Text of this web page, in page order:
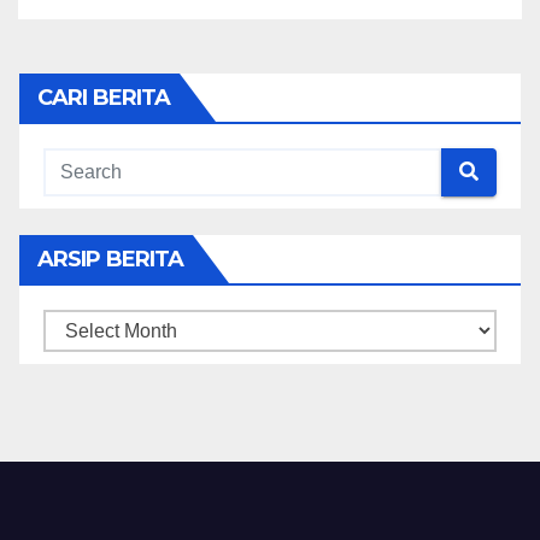
CARI BERITA
ARSIP BERITA
ARSIP